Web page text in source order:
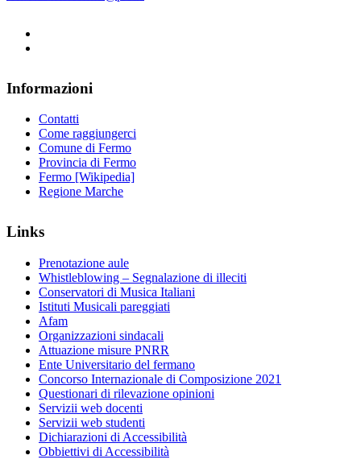
Informazioni
Contatti
Come raggiungerci
Comune di Fermo
Provincia di Fermo
Fermo [Wikipedia]
Regione Marche
Links
Prenotazione aule
Whistleblowing – Segnalazione di illeciti
Conservatori di Musica Italiani
Istituti Musicali pareggiati
Afam
Organizzazioni sindacali
Attuazione misure PNRR
Ente Universitario del fermano
Concorso Internazionale di Composizione 2021
Questionari di rilevazione opinioni
Servizii web docenti
Servizii web studenti
Dichiarazioni di Accessibilità
Obbiettivi di Accessibilità